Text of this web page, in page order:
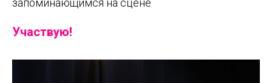
запоминающимся на сцене
Участвую!